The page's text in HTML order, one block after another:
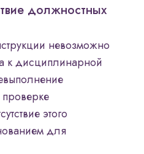
должностных
невозможно
к дисциплинарной
этого
для